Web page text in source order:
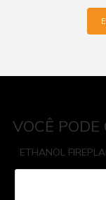
VOCÊ PODE
ETHANOL